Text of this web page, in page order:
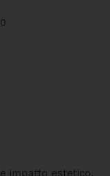
impatto estetico,